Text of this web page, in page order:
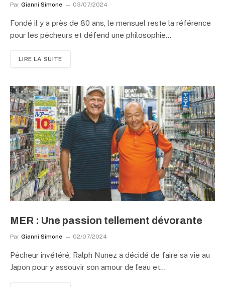
Par Gianni Simone 03/07/2024
Fondé il y a près de 80 ans, le mensuel reste la référence
pour les pêcheurs et défend une philosophie…
LIRE LA SUITE
MER : Une passion tellement dévorante
Par Gianni Simone 02/07/2024
Pêcheur invétéré, Ralph Nunez a décidé de faire sa vie au
Japon pour y assouvir son amour de l’eau et…